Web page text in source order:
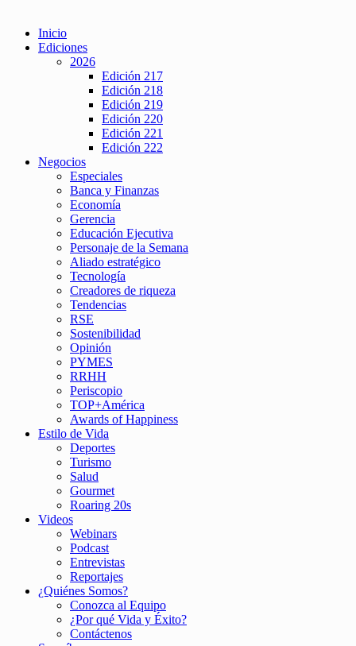
Inicio
Ediciones
2026
Edición 217
Edición 218
Edición 219
Edición 220
Edición 221
Edición 222
Negocios
Especiales
Banca y Finanzas
Economía
Gerencia
Educación Ejecutiva
Personaje de la Semana
Aliado estratégico
Tecnología
Creadores de riqueza
Tendencias
RSE
Sostenibilidad
Opinión
PYMES
RRHH
Periscopio
TOP+América
Awards of Happiness
Estilo de Vida
Deportes
Turismo
Salud
Gourmet
Roaring 20s
Videos
Webinars
Podcast
Entrevistas
Reportajes
¿Quiénes Somos?
Conozca al Equipo
¿Por qué Vida y Éxito?
Contáctenos